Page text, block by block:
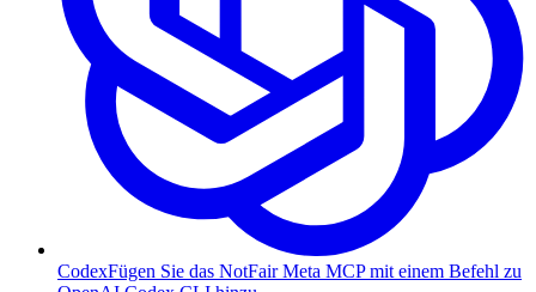
CodexFügen Sie das NotFair Meta MCP mit einem Befehl zu